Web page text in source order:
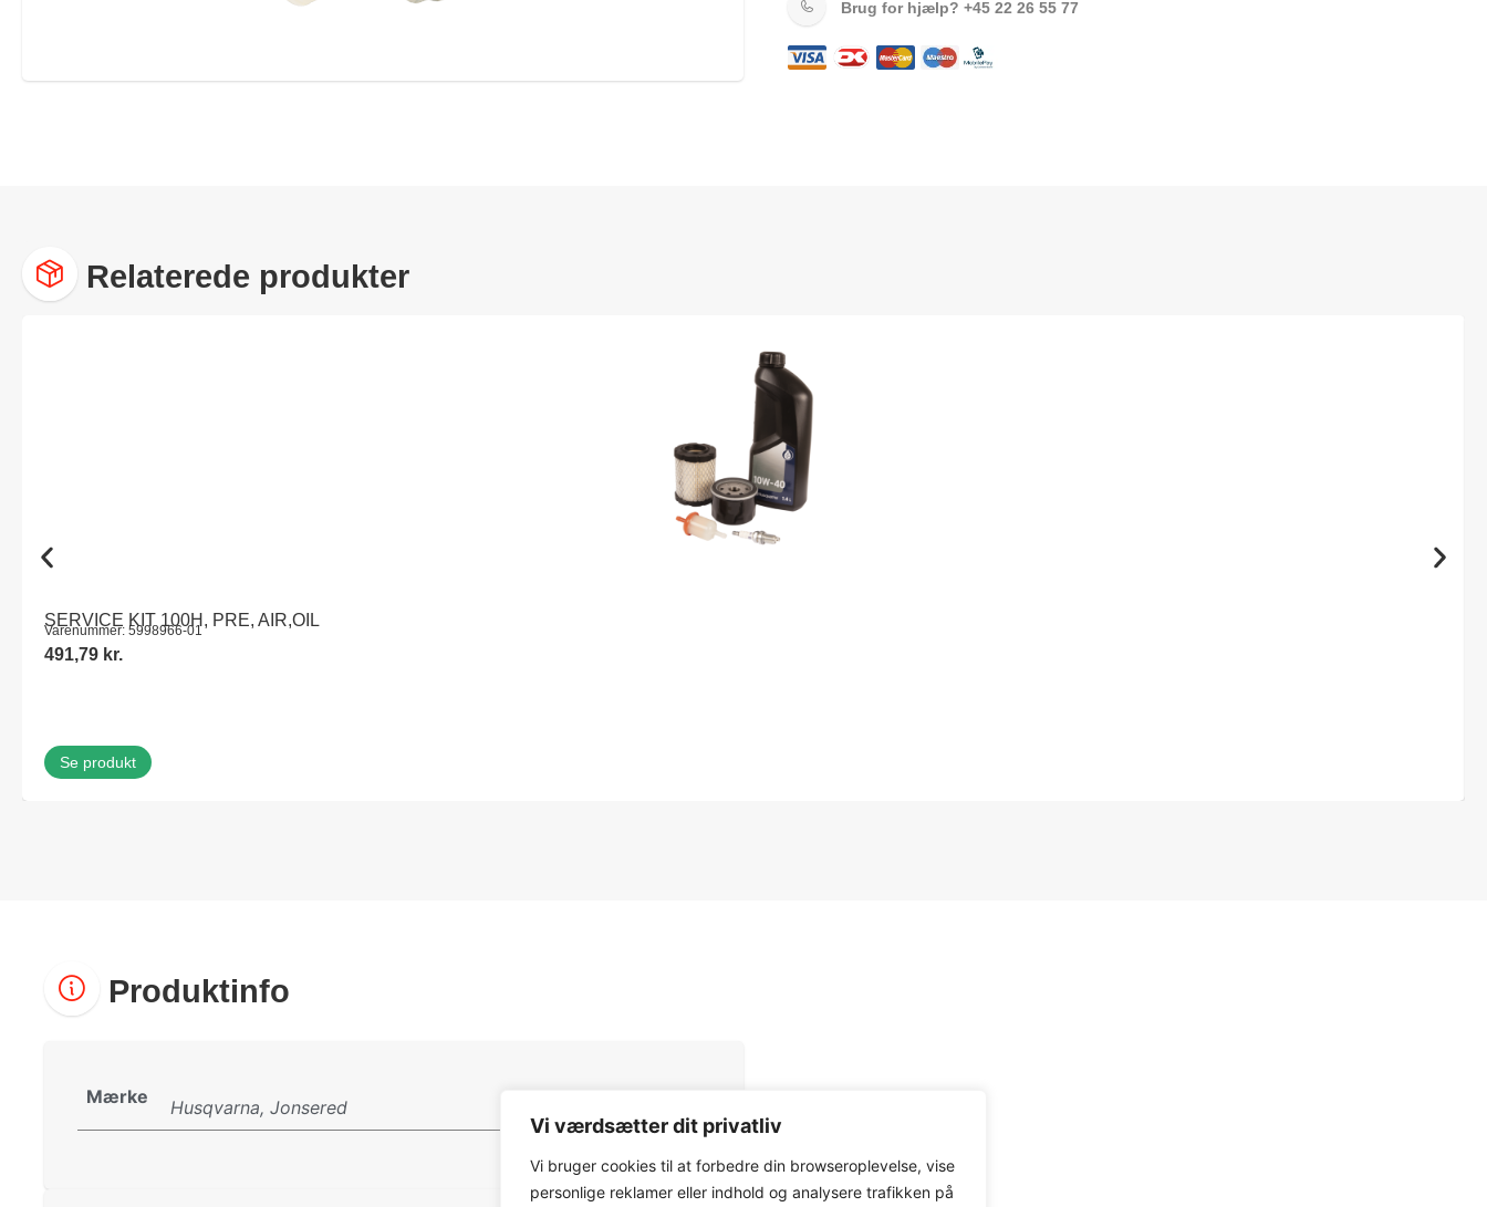
Vi værdsætter dit privatliv
Vi bruger cookies til at forbedre din browseroplevelse, vise
personlige reklamer eller indhold og analysere trafikken på
Brug for hjælp? +45 22 26 55 77
Relaterede produkter
SERVICE KIT 100H, PRE, AIR,OIL
Varenummer: 5998966-01
491,79 kr.
Se produkt
Produktinfo
Mærke Husqvarna, Jonsered